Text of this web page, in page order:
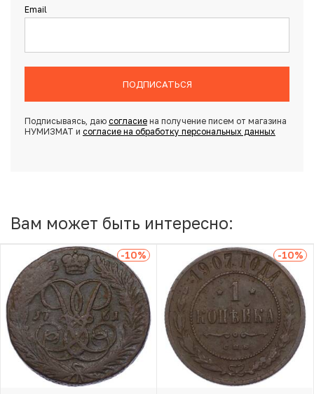
Email
ПОДПИСАТЬСЯ
Подписываясь, даю согласиена получение писем от магазина
НУМИЗМАТ и согласие на обработку персональных данных
Вам может быть интересно:
-10% -10%